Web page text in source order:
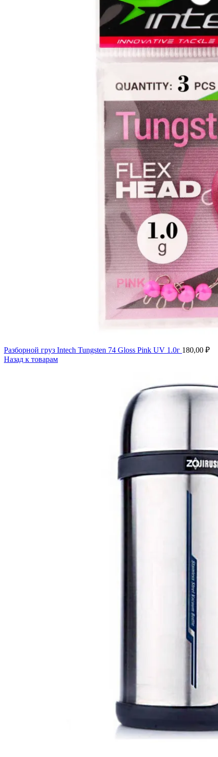
Разборной груз Intech Tungsten 74 Gloss Pink UV 1.0г 180,00 ₽
Назад к товарам